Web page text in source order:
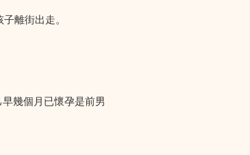
離街出走。
幾個月已懷孕是前男